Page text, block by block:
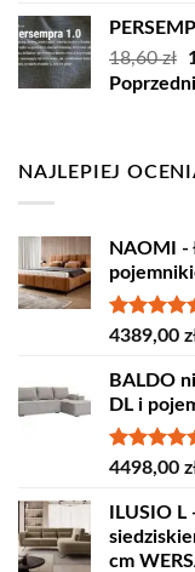
18,60zł
NAJLEPIEJ
NAOMI -
Oceniono
4389,00
BALDO
DL i
Oceniono
4498,00
ILUSIO L
cm